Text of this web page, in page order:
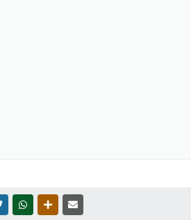
TWITTERWHATSAPPOUTRAS MÍDIAS